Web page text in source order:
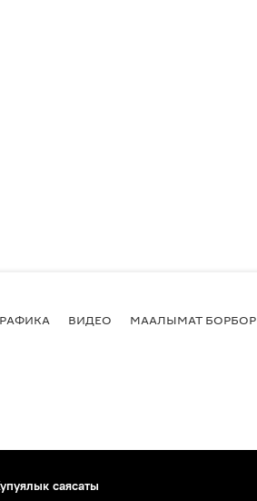
ВИДЕО МААЛЫМАТ БОРБОР
саясаты